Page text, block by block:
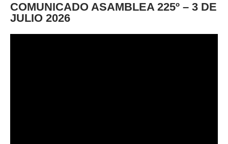
COMUNICADO ASAMBLEA 225º – 3 DE
JULIO 2026